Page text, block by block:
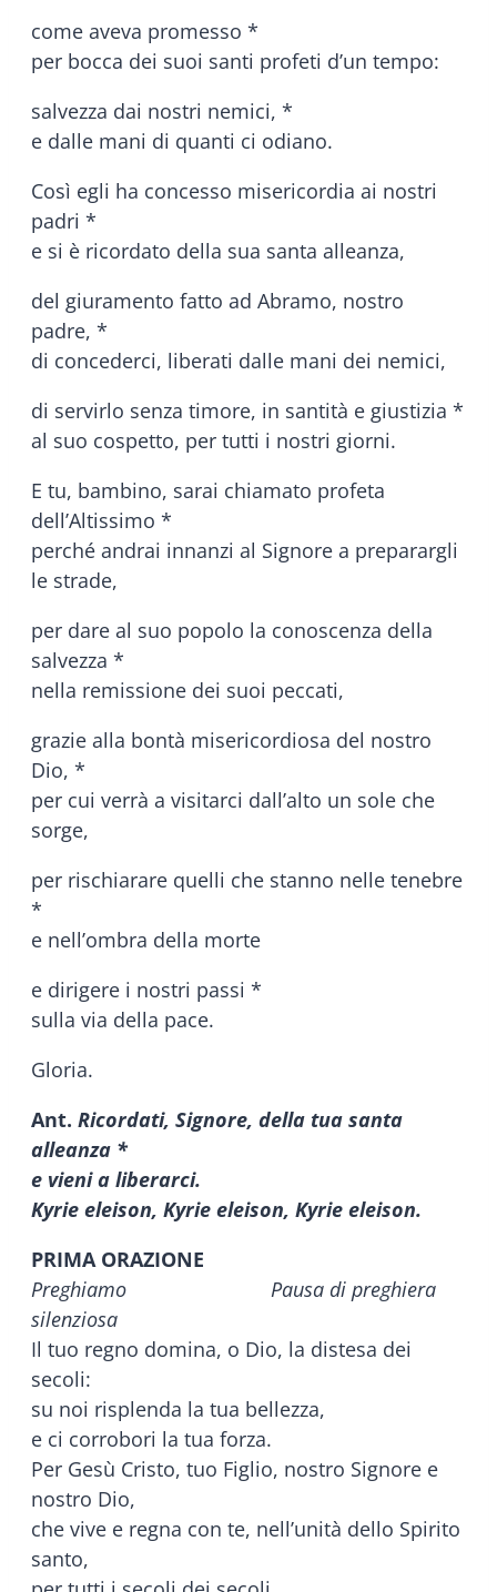
come aveva promesso *
per bocca dei suoi santi profeti d’un tempo:
salvezza dai nostri nemici, *
e dalle mani di quanti ci odiano.
Così egli ha concesso misericordia ai nostri
padri *
e si è ricordato della sua santa alleanza,
del giuramento fatto ad Abramo, nostro
padre, *
di concederci, liberati dalle mani dei nemici,
di servirlo senza timore, in santità e giustizia *
al suo cospetto, per tutti i nostri giorni.
E tu, bambino, sarai chiamato profeta
dell’Altissimo *
perché andrai innanzi al Signore a preparargli
le strade,
per dare al suo popolo la conoscenza della
salvezza *
nella remissione dei suoi peccati,
grazie alla bontà misericordiosa del nostro
Dio, *
per cui verrà a visitarci dall’alto un sole che
sorge,
per rischiarare quelli che stanno nelle tenebre
*
e nell’ombra della morte
e dirigere i nostri passi *
sulla via della pace.
Gloria.
Ant. Ricordati, Signore, della tua santa
alleanza *
e vieni a liberarci.
Kyrie eleison, Kyrie eleison, Kyrie eleison.
PRIMA ORAZIONE
Preghiamo Pausa di preghiera
silenziosa
Il tuo regno domina, o Dio, la distesa dei
secoli:
su noi risplenda la tua bellezza,
e ci corrobori la tua forza.
Per Gesù Cristo, tuo Figlio, nostro Signore e
nostro Dio,
che vive e regna con te, nell’unità dello Spirito
santo,